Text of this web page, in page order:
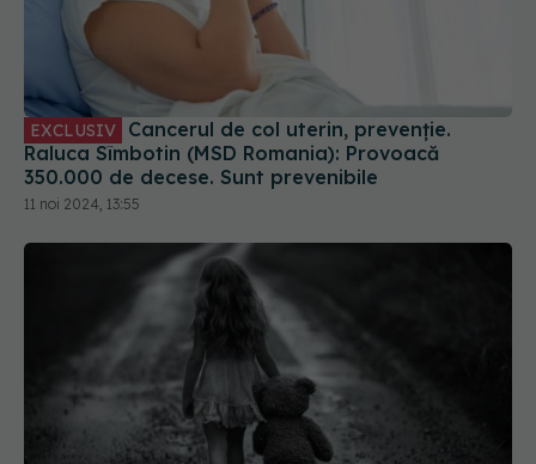
EXCLUSIV
Raluca Sîmbotin (MSD Romania): Provoacă
350.000 de decese. Sunt prevenibile
11 noi 2024, 13:55